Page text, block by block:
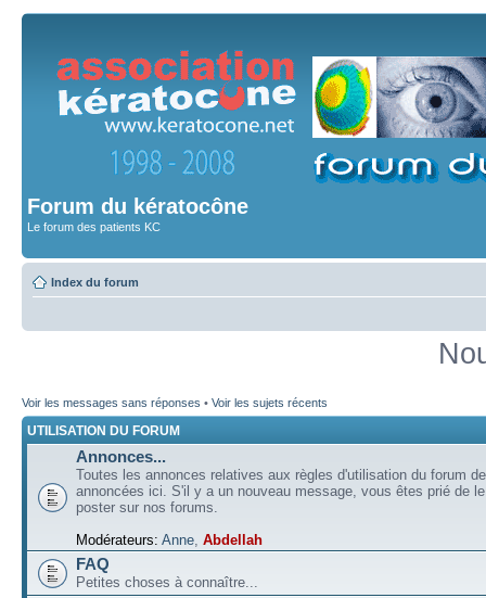
Forum du kératocône
Le forum des patients KC
Index du forum
Voir les messages sans réponses • Voir les sujets récents
UTILISATION DU FORUM
Annonces...
Toutes les annonces relatives aux règles d'utilisation du forum
annoncées ici. S'il y a un nouveau message, vous êtes prié de
poster sur nos forums.
Modérateurs: Anne, Abdellah
FAQ
Petites choses à connaître...